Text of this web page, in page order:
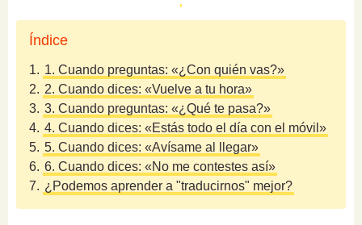
Índice
1. 1. Cuando preguntas: «¿Con quién vas?»
2. 2. Cuando dices: «Vuelve a tu hora»
3. 3. Cuando preguntas: «¿Qué te pasa?»
4. 4. Cuando dices: «Estás todo el día con el móvil»
5. 5. Cuando dices: «Avísame al llegar»
6. 6. Cuando dices: «No me contestes así»
7. ¿Podemos aprender a "traducirnos" mejor?